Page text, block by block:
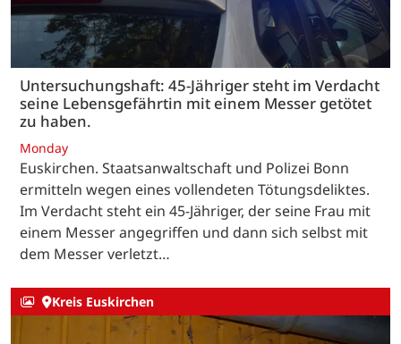
Untersuchungshaft: 45-Jähriger steht im Verdacht
seine Lebensgefährtin mit einem Messer getötet
zu haben.
Monday
Euskirchen. Staatsanwaltschaft und Polizei Bonn
ermitteln wegen eines vollendeten Tötungsdeliktes.
Im Verdacht steht ein 45-Jähriger, der seine Frau mit
einem Messer angegriffen und dann sich selbst mit
dem Messer verletzt…
Kreis Euskirchen